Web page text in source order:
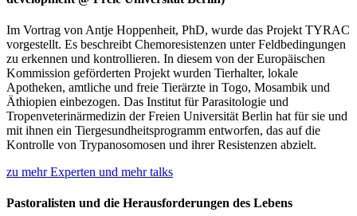
Im Vortrag von Antje Hoppenheit, PhD, wurde das Projekt TYRAC
vorgestellt. Es beschreibt Chemoresistenzen unter Feldbedingungen
zu erkennen und kontrollieren. In diesem von der Europäischen
Kommission geförderten Projekt wurden Tierhalter, lokale
Apotheken, amtliche und freie Tierärzte in Togo, Mosambik und
Äthiopien einbezogen. Das Institut für Parasitologie und
Tropenveterinärmedizin der Freien Universität Berlin hat für sie und
mit ihnen ein Tiergesundheitsprogramm entworfen, das auf die
Kontrolle von Trypanosomosen und ihrer Resistenzen abzielt.
zu mehr Experten und mehr talks
Pastoralisten und die Herausforderungen des Lebens